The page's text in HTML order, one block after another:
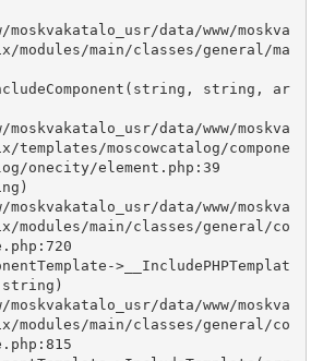
main/classes/general/ma
string, ar
moscowcatalog/compone
onecity/element.php:39
main/classes/general/co
>__IncludePHPTemplat
main/classes/general/co